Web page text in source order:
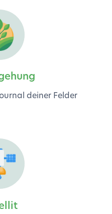
deiner Felder